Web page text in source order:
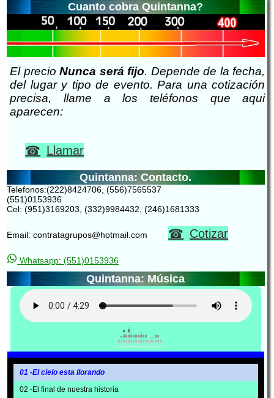
Cuanto cobra Quintanna?
El precioNunca será fijo. Depende de la fecha,
del lugar y tipo de evento. Para una cotización
precisa, llame a los teléfonos que aqui
aparecen:
Llamar
Quintanna: Contacto.
Telefonos:(222)8424706, (556)7565537
(551)0153936
Cel: (951)3169203, (332)9984432, (246)1681333
Email: contratagrupos@hotmail.com Cotizar
Whatsapp: (551)0153936
Quintanna: Música
01 -El cielo esta llorando
02 -El final de nuestra historia